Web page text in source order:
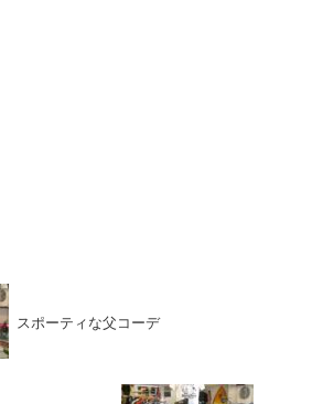
スポーティな父コーデ